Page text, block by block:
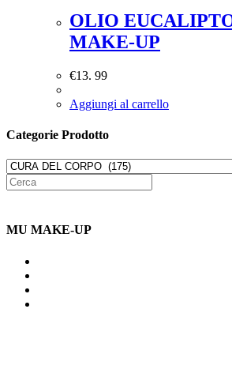
OLIO
MAKE-UP
€13. 99
Aggiungi al carrello
Categorie Prodotto
MU MAKE-UP